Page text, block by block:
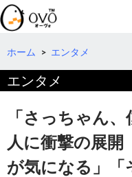
検
索
コ
テ
へ
ホーム > エンタメ
エンタメ
「さっちゃん
人に衝撃の展開
が気になる」「